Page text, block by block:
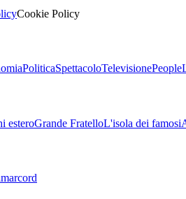
Cookie Policy
PoliticaSpettacoloTelevisionePeople
esteroGrande FratelloL'isola dei famosi